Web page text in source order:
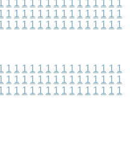
1 1 1 1 1 1 1 1 1 1 1 1 1 1 1
1 1 1 1 1 1 1 1 1 1 1 1 1 1 1
1 1 1 1 1 1 1 1 1 1 1 1 1 1 1
1 1 1 1 1 1 1 1 1 1 1 1 1 1 1
1 1 1 1 1 1 1 1 1 1 1 1 1 1 1
1 1 1 1 1 1 1 1 1 1 1 1 1 1 1